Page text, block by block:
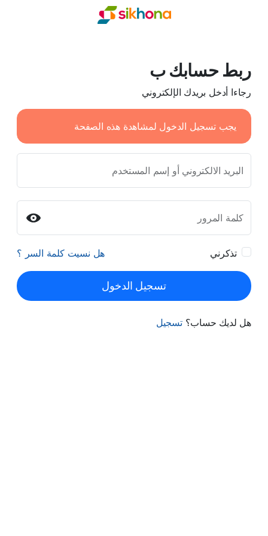
ربط حسابك ب
رجاءا أدخل بريدك الإلكتروني
يجب تسجيل الدخول لمشاهدة هذه الصفحة
البريد الالكتروني أو إسم المستخدم
كلمة المرور
تذكرني هل نسيت كلمة السر ؟
تسجيل الدخول
هل لديك حساب؟تسجيل